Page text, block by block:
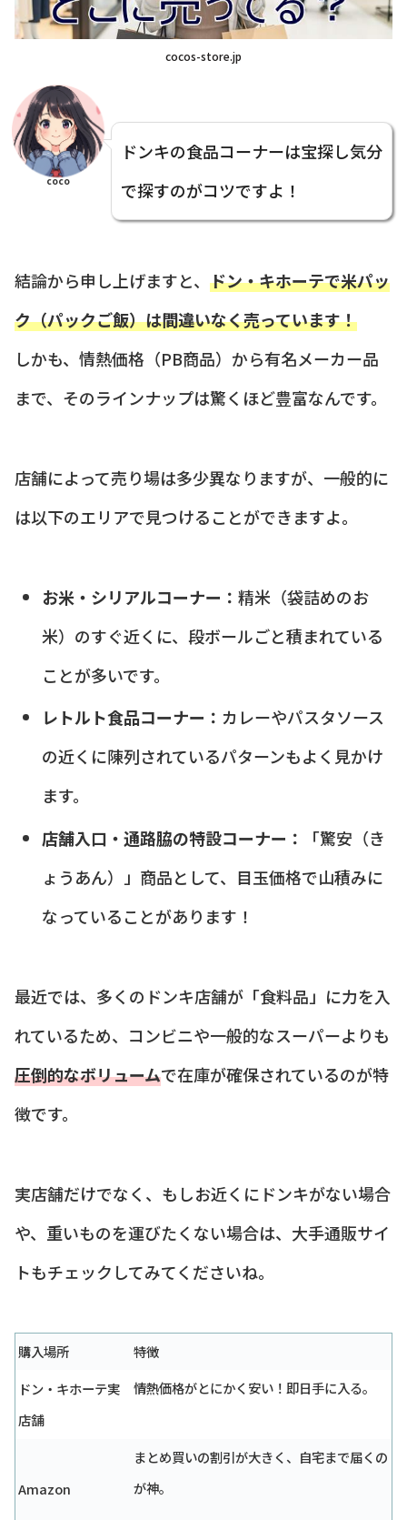
cocos-store.jp
coco
ドンキの食品コーナーは宝探し気分
で探すのがコツですよ！
結論から申し上げますと、 ドン・キホーテで米パッ
ク（パックご飯）は間違いなく売っています！
しかも、情熱価格（PB商品）から有名メーカー品
まで、そのラインナップは驚くほど豊富なんです。
店舗によって売り場は多少異なりますが、一般的に
は以下のエリアで見つけることができますよ。
お米・シリアルコーナー： 精米（袋詰めのお
米）のすぐ近くに、段ボールごと積まれている
ことが多いです。
レトルト食品コーナー： カレーやパスタソース
の近くに陳列されているパターンもよく見かけ
ます。
店舗入口・通路脇の特設コーナー：
「驚安（き
ょうあん）」商品として、目玉価格で山積みに
なっていることがあります！
最近では、多くのドンキ店舗が「食料品」に力を入
れているため、コンビニや一般的なスーパーよりも
圧倒的なボリュームで在庫が確保されているのが特
徴です。
実店舗だけでなく、もしお近くにドンキがない場合
や、重いものを運びたくない場合は、大手通販サイ
トもチェックしてみてくださいね。
購入場所
特徴
ドン・キホーテ実
店舗
情熱価格がとにかく安い！即日手に入る。
Amazon
まとめ買いの割引が大きく、自宅まで届くの
が神。